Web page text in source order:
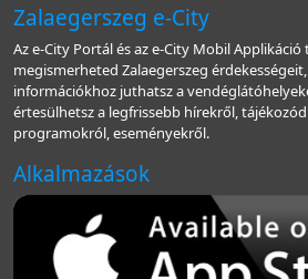
Zalaegerszeg e-City
Az e-City Portál és az e-City Mobil
megismerheted Zalaegerszeg
információkhoz juthatsz a
értesülhetsz a legfrissebb hírekről,
programokról, eseményekről.
Alkalmazások